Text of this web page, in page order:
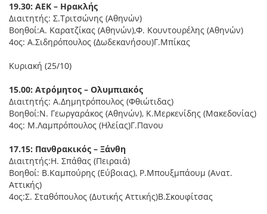
19.30: ΑΕΚ – Ηρακλής
Διαιτητής: Σ.Τριτσώνης (Αθηνών)
Βοηθοί:Α. Καρατζίκας (Αθηνών),Φ. Κουντουρέλης (Αθηνών)
4ος: Α.Σιδηρόπουλος (Δωδεκανήσου)Γ.Μπίκας
Κυριακή (25/10)
15.00: Ατρόμητος – Ολυμπιακός
Διαιτητής: Α.Δημητρόπουλος (Φθιώτιδας)
Βοηθοί:Ν. Γεωργαράκος (Αθηνών), Κ.Μερκενίδης (Μακεδονίας)
4ος: Μ.Λαμπρόπουλος (Ηλείας)Γ.Πανου
17.15: Πανθρακικός – Ξάνθη
Διαιτητής:Η. Σπάθας (Πειραιά)
Βοηθοί: Β.Καμπούρης (Εύβοιας), Ρ.Μπουξμπάουμ (Ανατ.
Αττικής)
4ος:Σ. Σταθόπουλος (Δυτικής Αττικής)Β.Σκουφίτσας